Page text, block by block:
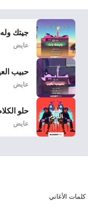
جيتك وله
عايض
حبيب
عايض
حلو
عايض
الأغاني